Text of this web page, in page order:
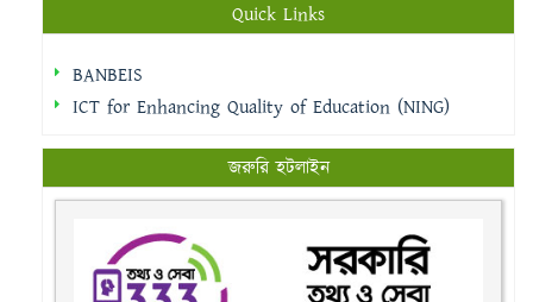
Quick Links
BANBEIS
ICT for Enhancing Quality of Education (NING)
জরুরি হটলাইন